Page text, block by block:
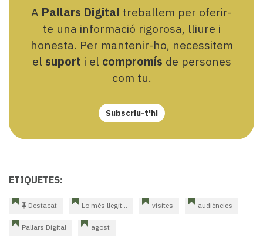
A Pallars Digital treballem per oferir-
te una informació rigorosa, lliure i
honesta. Per mantenir-ho, necessitem
el suport i el compromís de persones
com tu.
Subscriu-t'hi
ETIQUETES:
Destacat Lo més llegit... visites audiències
Pallars Digital agost